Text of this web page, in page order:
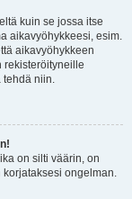
kuin se jossa itse
aikavyöhykkeesi, esim.
aikavyöhykkeen
rekisteröityneille
tehdä niin.
on silti väärin, on
ongelman.